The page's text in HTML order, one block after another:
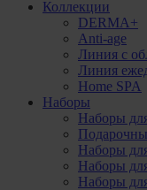
Коллекции
DERMA+
Anti-age
Линия с
Линия
Home SPA
Наборы
Наборы
Наборы
Наборы
Наборы